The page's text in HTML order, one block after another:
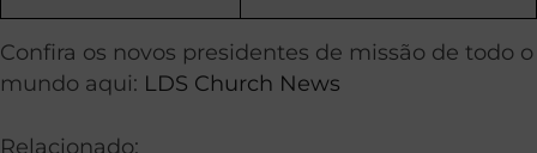
Confira os novos presidentes de missão de todo o
mundo aqui: LDS Church News
Relacionado: